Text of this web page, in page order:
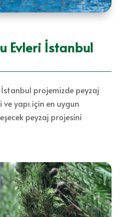
Evleri İstanbul
İstanbul projemizde peyzaj
ve yapı için en uygun
peyzaj projesini